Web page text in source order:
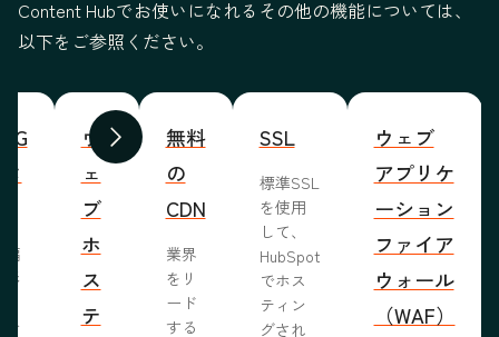
Content Hubでお使いになれるその他の機能については、
以下をご参照ください。
前へ 次へ
編
形
ウ
ェ
ブ
ホ
ス
テ
無料
の
CDN
業界
をリ
ード
する
SSL
標準SSL
を使用
して、
HubSpot
でホス
ティン
グされ
ウェブ
アプリケ
ーション
ファイア
ウォール
（WAF）